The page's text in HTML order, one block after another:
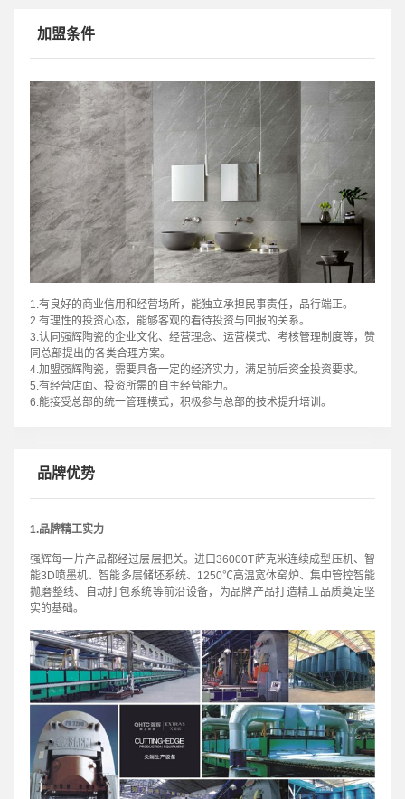
加盟条件
1.有良好的商业信用和经营场所，能独立承担民事责任，品行端正。
2.有理性的投资心态，能够客观的看待投资与回报的关系。
3.认同强辉陶瓷的企业文化、经营理念、运营模式、考核管理制度等，赞
同总部提出的各类合理方案。
4.加盟强辉陶瓷，需要具备一定的经济实力，满足前后资金投资要求。
5.有经营店面、投资所需的自主经营能力。
6.能接受总部的统一管理模式，积极参与总部的技术提升培训。
品牌优势
1.品牌精工实力
强辉每一片产品都经过层层把关。进口36000T萨克米连续成型压机、智
能3D喷墨机、智能多层储坯系统、1250℃高温宽体窑炉、集中管控智能
抛磨整线、自动打包系统等前沿设备，为品牌产品打造精工品质奠定坚
实的基础。